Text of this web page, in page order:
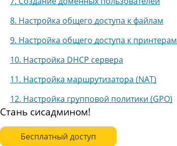
8. Настройка общего доступа к файлам
9. Настройка общего доступа к принтерам
10. Настройка DHCP сервера
11. Настройка маршрутизатора (NAT)
12. Настройка групповой политики (GPO)
Стань сисадмином!
Бесплатный доступ